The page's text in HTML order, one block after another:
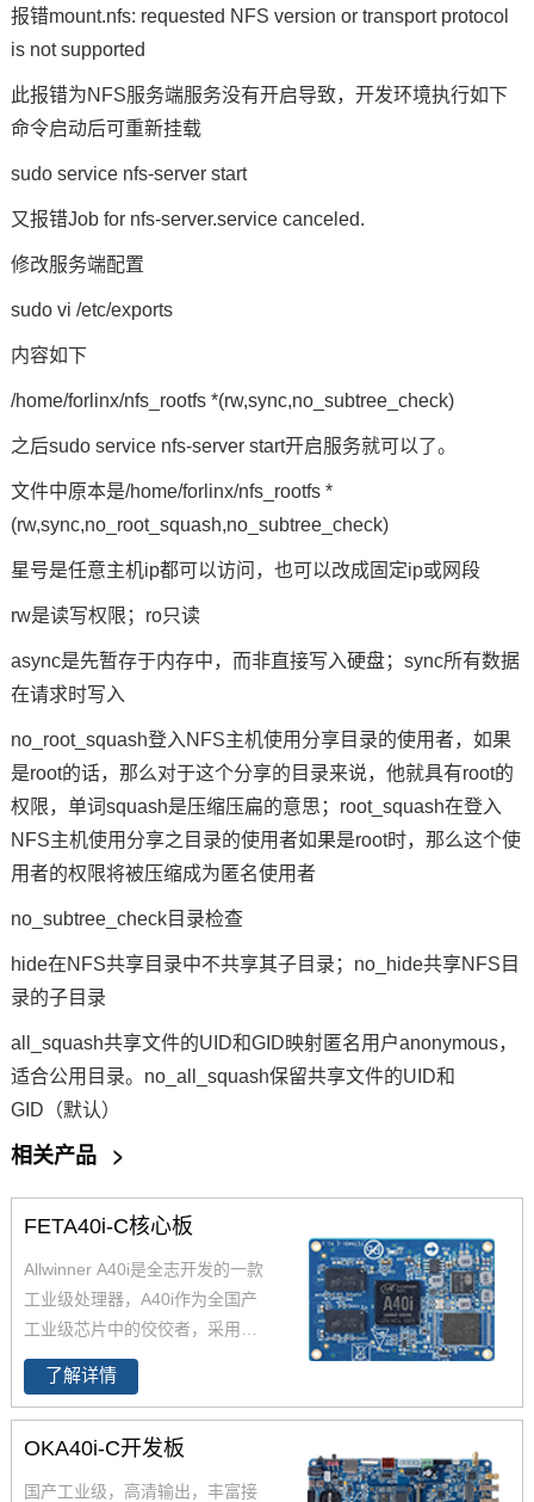
报错mount.nfs: requested NFS version or transport protocol
is not supported
此报错为NFS服务端服务没有开启导致，开发环境执行如下
命令启动后可重新挂载
sudo service nfs-server start
又报错Job for nfs-server.service canceled.
修改服务端配置
sudo vi /etc/exports
内容如下
/home/forlinx/nfs_rootfs *(rw,sync,no_subtree_check)
之后sudo service nfs-server start开启服务就可以了。
文件中原本是/home/forlinx/nfs_rootfs *
(rw,sync,no_root_squash,no_subtree_check)
星号是任意主机ip都可以访问，也可以改成固定ip或网段
rw是读写权限；ro只读
async是先暂存于内存中，而非直接写入硬盘；sync所有数据
在请求时写入
no_root_squash登入NFS主机使用分享目录的使用者，如果
是root的话，那么对于这个分享的目录来说，他就具有root的
权限，单词squash是压缩压扁的意思；root_squash在登入
NFS主机使用分享之目录的使用者如果是root时，那么这个使
用者的权限将被压缩成为匿名使用者
no_subtree_check目录检查
hide在NFS共享目录中不共享其子目录；no_hide共享NFS目
录的子目录
all_squash共享文件的UID和GID映射匿名用户anonymous，
适合公用目录。no_all_squash保留共享文件的UID和
GID（默认）
相关产品 >
FETA40i-C核心板
Allwinner A40i是全志开发的一款
工业级处理器，A40i作为全国产
工业级芯片中的佼佼者，采用更
低功耗的4核ARM Cortex-A7架
构,工作温度-40-85℃,是一款高性
能低功耗超高性能CPU主芯片。
飞凌嵌入式深度研究全志A40i芯
了解详情
OKA40i-C开发板
国产工业级，高清输出，丰富接